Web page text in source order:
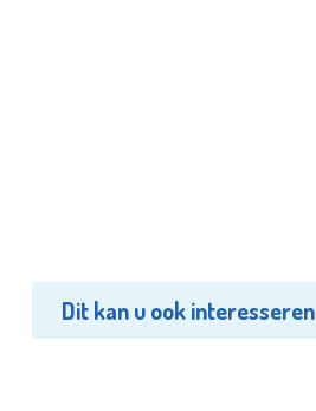
Dit kan u ook interesseren